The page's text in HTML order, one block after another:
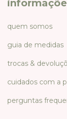
quem somos
guia de medidas
trocas &
cuidados com a
perguntas